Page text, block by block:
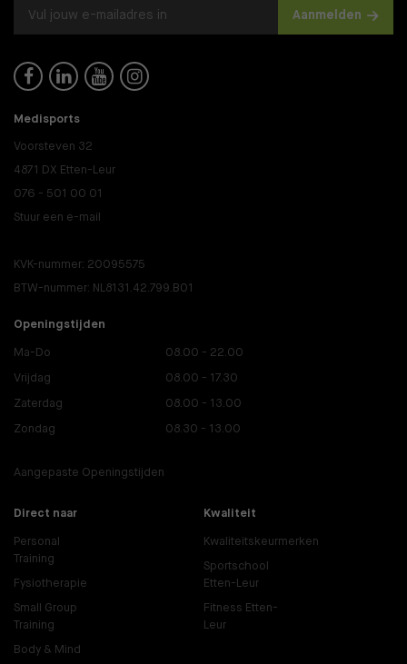
Aanmelden
   
Medisports
Voorsteven 32
4871 DX Etten-Leur
076 - 501 00 01
Stuur een e-mail
KVK-nummer: 20095575
BTW-nummer: NL8131.42.799.B01
Openingstijden
Ma-Do 08.00 - 22.00
Vrijdag 08.00 - 17.30
Zaterdag 08.00 - 13.00
Zondag 08.30 - 13.00
Aangepaste Openingstijden
Direct naar
Personal
Training
Fysiotherapie
Small Group
Training
Body & Mind
Kwaliteit
Kwaliteitskeurmerken
Sportschool
Etten-Leur
Fitness Etten-
Leur